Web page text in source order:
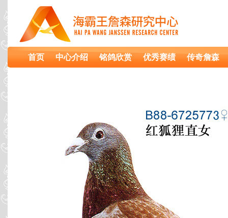
首页 中心介绍 铭鸽欣赏 优秀赛绩 传奇詹森